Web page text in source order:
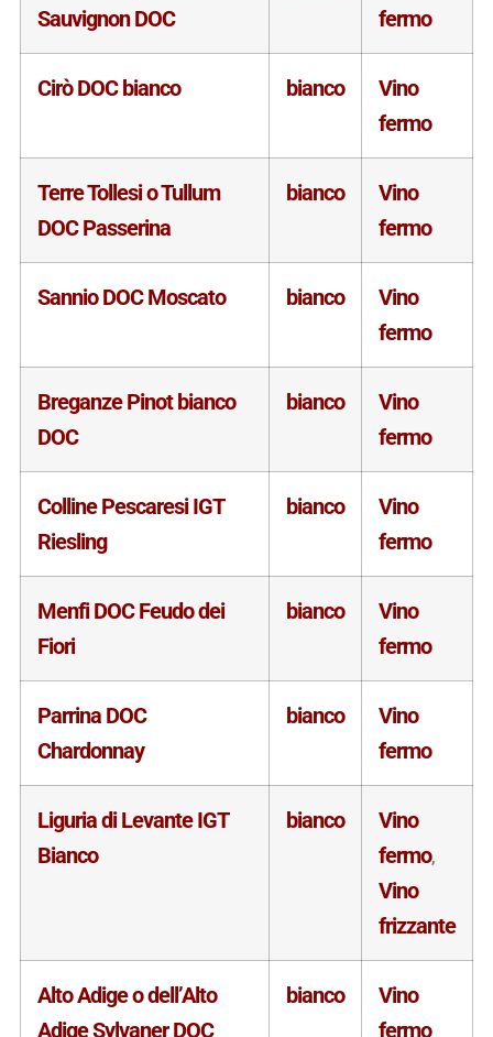
Sauvignon DOC
fermo
Cirò DOC bianco bianco
Vino
fermo
Terre Tollesi o Tullum
DOC Passerina
bianco
Vino
fermo
Sannio DOC Moscato bianco
Vino
fermo
Breganze Pinot bianco
DOC
bianco
Vino
fermo
Colline Pescaresi IGT
Riesling
bianco
Vino
fermo
Menfi DOC Feudo dei
Fiori
bianco
Vino
fermo
Parrina DOC
Chardonnay
bianco
Vino
fermo
Liguria di Levante IGT
Bianco
bianco
Vino
fermo,
Vino
frizzante
Alto Adige o dell’Alto
Adige Sylvaner DOC
bianco
Vino
fermo